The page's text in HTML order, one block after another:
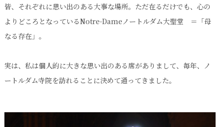
皆、それぞれに思い出のある大事な場所。ただ在るだけでも、心の
よりどころとなっているNotre-Dameノートルダム大聖堂 ＝「母
なる存在」。
実は、私は個人的に大きな思い出のある席がありまして、毎年、ノ
ートルダム寺院を訪れることに決めて通ってきました。